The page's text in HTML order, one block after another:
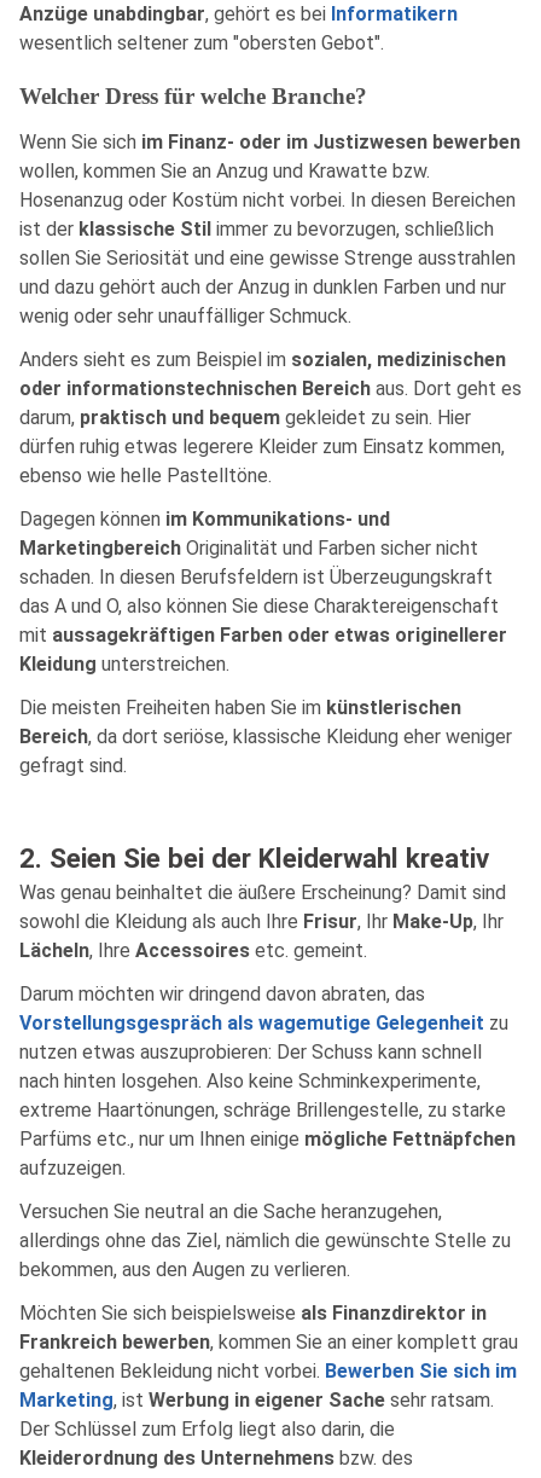
Anzüge unabdingbar, gehört es bei Informatikern
wesentlich seltener zum "obersten Gebot".
Welcher Dress für welche Branche?
Wenn Sie sich im Finanz- oder im Justizwesen bewerben
wollen, kommen Sie an Anzug und Krawatte bzw.
Hosenanzug oder Kostüm nicht vorbei. In diesen Bereichen
ist der klassische Stil immer zu bevorzugen, schließlich
sollen Sie Seriosität und eine gewisse Strenge ausstrahlen
und dazu gehört auch der Anzug in dunklen Farben und nur
wenig oder sehr unauffälliger Schmuck.
Anders sieht es zum Beispiel im sozialen, medizinischen
oder informationstechnischen Bereich aus. Dort geht es
darum, praktisch und bequem gekleidet zu sein. Hier
dürfen ruhig etwas legerere Kleider zum Einsatz kommen,
ebenso wie helle Pastelltöne.
Dagegen können im Kommunikations- und
Marketingbereich Originalität und Farben sicher nicht
schaden. In diesen Berufsfeldern ist Überzeugungskraft
das A und O, also können Sie diese Charaktereigenschaft
mit aussagekräftigen Farben oder etwas originellerer
Kleidung unterstreichen.
Die meisten Freiheiten haben Sie im künstlerischen
Bereich, da dort seriöse, klassische Kleidung eher weniger
gefragt sind.
2. Seien Sie bei der Kleiderwahl kreativ
Was genau beinhaltet die äußere Erscheinung? Damit sind
sowohl die Kleidung als auch Ihre Frisur, Ihr Make-Up, Ihr
Lächeln, Ihre Accessoires etc. gemeint.
Darum möchten wir dringend davon abraten, das
Vorstellungsgespräch als wagemutige Gelegenheit zu
nutzen etwas auszuprobieren: Der Schuss kann schnell
nach hinten losgehen. Also keine Schminkexperimente,
extreme Haartönungen, schräge Brillengestelle, zu starke
Parfüms etc., nur um Ihnen einige mögliche Fettnäpfchen
aufzuzeigen.
Versuchen Sie neutral an die Sache heranzugehen,
allerdings ohne das Ziel, nämlich die gewünschte Stelle zu
bekommen, aus den Augen zu verlieren.
Möchten Sie sich beispielsweise als Finanzdirektor in
Frankreich bewerben, kommen Sie an einer komplett grau
gehaltenen Bekleidung nicht vorbei. Bewerben Sie sich im
Marketing, ist Werbung in eigener Sache sehr ratsam.
Der Schlüssel zum Erfolg liegt also darin, die
Kleiderordnung des Unternehmens bzw. des